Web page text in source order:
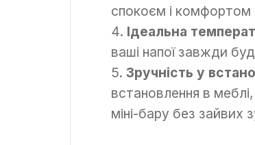
спокоєм і комфортом
Ідеальна
ваші напої завжди
Зручність у
встановлення в
міні-бару без зайвих